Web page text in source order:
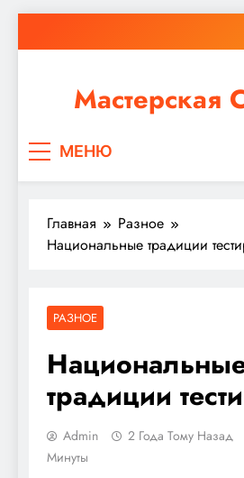
к
Мастерская
ремонт или крупное
МЕНЮ
Главная
Разное
Национальные традиции
РАЗНОЕ
традиции
Admin 2 Года Тому Назад
Минуты